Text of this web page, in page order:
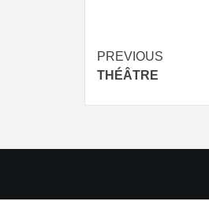
Post
navigation
PREVIOUS
THÉÂTRE